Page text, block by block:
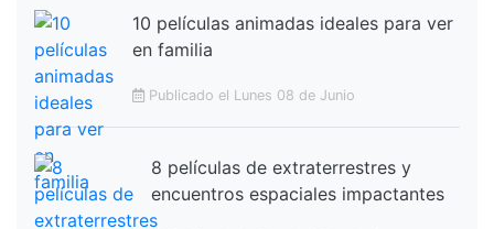
10 películas animadas ideales para ver
en familia
Publicado el Lunes 08 de Junio
8 películas de extraterrestres y
encuentros espaciales impactantes